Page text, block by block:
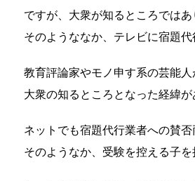
ですが、大衆が知るところではあ
そのようななか、テレビに宿題代
教育評論家やモノ申す系の芸能人
大衆の知るところとなった経緯が
ネットでも宿題代行業者への賛否
そのようなか、受験を控える子